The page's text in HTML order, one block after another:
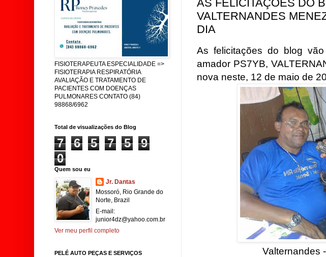
AS FELICITAÇÕES DO
VALTERNANDES
DIA
As felicitações do blog
amador PS7YB,
nova neste, 12 de maio de
Valternandes
FISIOTERAPEUTA ESPECIALIDADE =>
FISIOTERAPIA RESPIRATÓRIA
AVALIAÇÃO E TRATAMENTO DE
PACIENTES COM DOENÇAS
PULMONARES CONTATO (84)
98868/6962
Total de visualizações do Blog
7 6 5 7 5
9
0
Quem sou eu
Jr. Dantas
Mossoró, Rio Grande do
Norte, Brazil
E-mail:
junior4dz@yahoo.com.br
Ver meu perfil completo
PELÉ AUTO PEÇAS E SERVIÇOS